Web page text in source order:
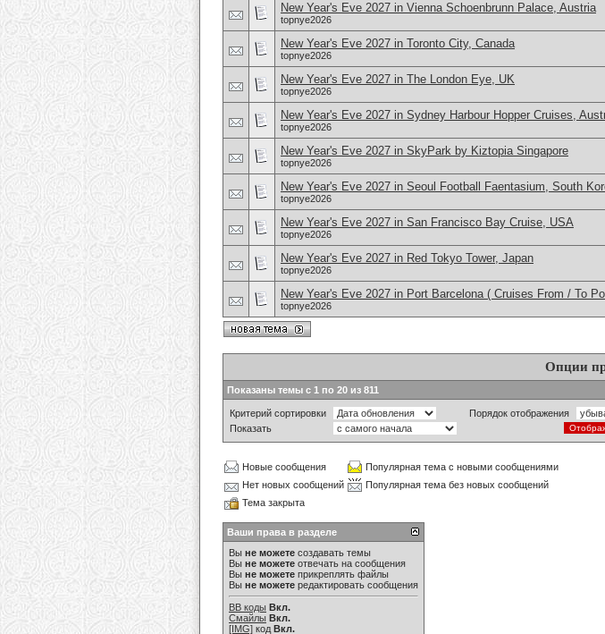
New Year's Eve 2027 in Vienna Schoenbrunn Palace, Austria
topnye2026
New Year's Eve 2027 in Toronto City, Canada
topnye2026
New Year's Eve 2027 in The London Eye, UK
topnye2026
New Year's Eve 2027 in Sydney Harbour Hopper Cruises,
topnye2026
New Year's Eve 2027 in SkyPark by Kiztopia Singapore
topnye2026
New Year's Eve 2027 in Seoul Football Faentasium, South
topnye2026
New Year's Eve 2027 in San Francisco Bay Cruise, USA
topnye2026
New Year's Eve 2027 in Red Tokyo Tower, Japan
topnye2026
New Year's Eve 2027 in Port Barcelona ( Cruises From / To
topnye2026
Опции
Показаны темы с 1 по 20 из 811
Критерий сортировки
Порядок отображения
Показать
Новые сообщения
Популярная тема с новыми сообщениями
Нет новых сообщений
Популярная тема без новых сообщений
Тема закрыта
Ваши права в разделе
Вы не можете создавать темы
Вы не можете отвечать на сообщения
Вы не можете прикреплять файлы
Вы не можете редактировать сообщения
BB коды Вкл.
Смайлы Вкл.
[IMG] код Вкл.